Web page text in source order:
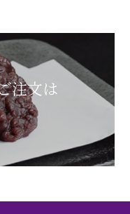
注文は